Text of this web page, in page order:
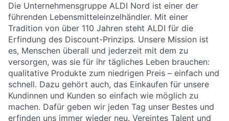
Die Unternehmensgruppe ALDI Nord ist einer der
führenden Lebensmitteleinzelhändler. Mit einer
Tradition von über 110 Jahren steht ALDI für die
Erfindung des Discount-Prinzips. Unsere Mission ist
es, Menschen überall und jederzeit mit dem zu
versorgen, was sie für ihr tägliches Leben brauchen:
qualitative Produkte zum niedrigen Preis – einfach und
schnell. Dazu gehört auch, das Einkaufen für unsere
Kundinnen und Kunden so einfach wie möglich zu
machen. Dafür geben wir jeden Tag unser Bestes und
erfinden uns immer wieder neu. Vereintes Talent und